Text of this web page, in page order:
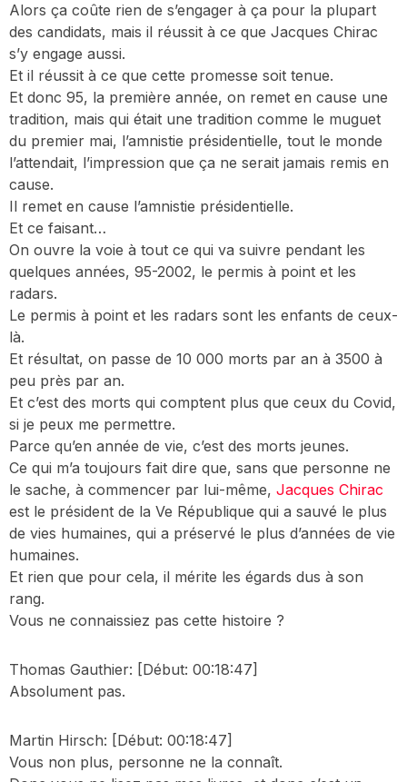
Alors ça coûte rien de s’engager à ça pour la plupart
des candidats, mais il réussit à ce que Jacques Chirac
s’y engage aussi.
Et il réussit à ce que cette promesse soit tenue.
Et donc 95, la première année, on remet en cause une
tradition, mais qui était une tradition comme le muguet
du premier mai, l’amnistie présidentielle, tout le monde
l’attendait, l’impression que ça ne serait jamais remis en
cause.
Il remet en cause l’amnistie présidentielle.
Et ce faisant…
On ouvre la voie à tout ce qui va suivre pendant les
quelques années, 95-2002, le permis à point et les
radars.
Le permis à point et les radars sont les enfants de ceux-
là.
Et résultat, on passe de 10 000 morts par an à 3500 à
peu près par an.
Et c’est des morts qui comptent plus que ceux du Covid,
si je peux me permettre.
Parce qu’en année de vie, c’est des morts jeunes.
Ce qui m’a toujours fait dire que, sans que personne ne
le sache, à commencer par lui-même, Jacques Chirac
est le président de la Ve République qui a sauvé le plus
de vies humaines, qui a préservé le plus d’années de vie
humaines.
Et rien que pour cela, il mérite les égards dus à son
rang.
Vous ne connaissiez pas cette histoire ?
Thomas Gauthier: [Début: 00:18:47]
Absolument pas.
Martin Hirsch: [Début: 00:18:47]
Vous non plus, personne ne la connaît.